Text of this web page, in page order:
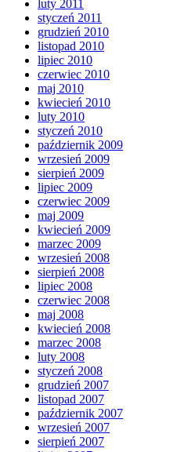
luty 2011
styczeń 2011
grudzień 2010
listopad 2010
lipiec 2010
czerwiec 2010
maj 2010
kwiecień 2010
luty 2010
styczeń 2010
październik 2009
wrzesień 2009
sierpień 2009
lipiec 2009
czerwiec 2009
maj 2009
kwiecień 2009
marzec 2009
wrzesień 2008
sierpień 2008
lipiec 2008
czerwiec 2008
maj 2008
kwiecień 2008
marzec 2008
luty 2008
styczeń 2008
grudzień 2007
listopad 2007
październik 2007
wrzesień 2007
sierpień 2007